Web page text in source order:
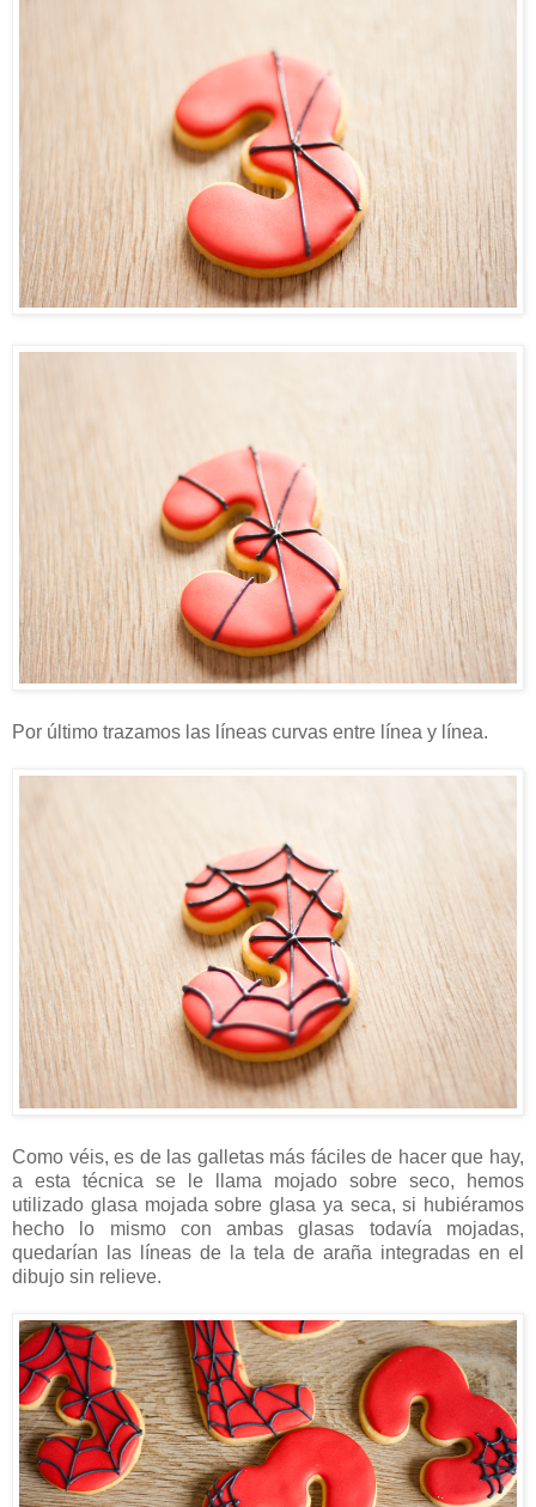
Por último trazamos las líneas curvas entre línea y línea.
Como véis, es de las galletas más fáciles de hacer que hay,
a esta técnica se le llama mojado sobre seco, hemos
utilizado glasa mojada sobre glasa ya seca, si hubiéramos
hecho lo mismo con ambas glasas todavía mojadas,
quedarían las líneas de la tela de araña integradas en el
dibujo sin relieve.